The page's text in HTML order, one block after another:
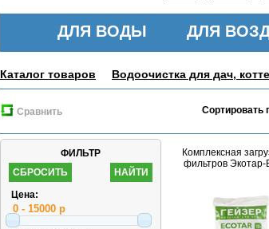
ДЛЯ ВОДЫ ДЛЯ
Каталог товаров Водоочистка для дач,
Сравнить Сортировать
ФИЛЬТР
Цена:
Комплексная
фильтров Экотар-